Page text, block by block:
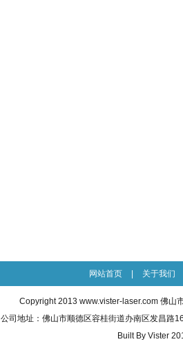
网站首页 关于我们
Copyright 2013 www.vister-laser.com 佛山
公司地址：佛山市顺德区容桂街道办南区发昌路
Built By Vister